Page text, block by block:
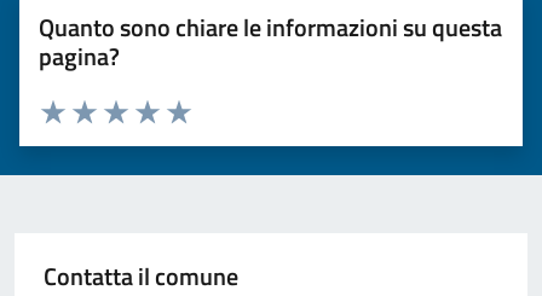
Quanto sono chiare le informazioni su questa
pagina?
Valuta da 1 a 5 stelle la pagina
Valuta 5 stelle su 5
Valuta 4 stelle su 5
Valuta 3 stelle su 5
Valuta 2 stelle su 5
Valuta 1 stelle su 5
Contatta il comune